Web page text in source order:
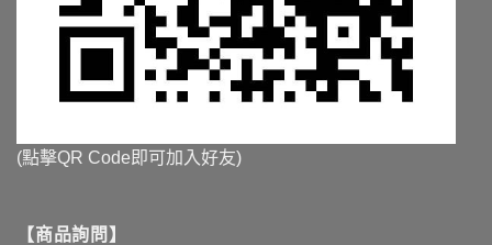
(點擊QR Code即可加入好友)
【商品詢問】